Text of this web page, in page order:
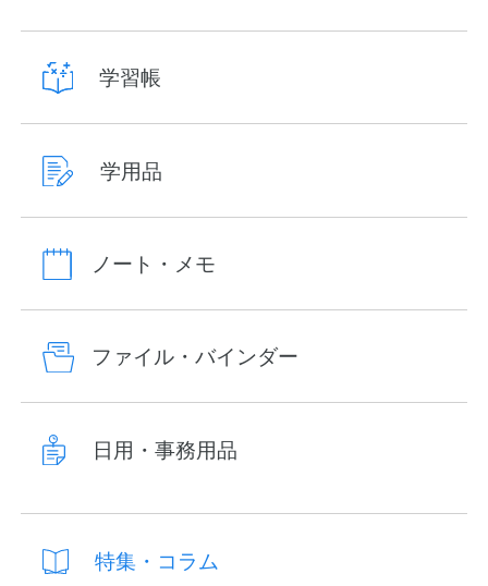
学習帳
学用品
ノート・メモ
ファイル・バインダー
日用・事務用品
特集・コラム